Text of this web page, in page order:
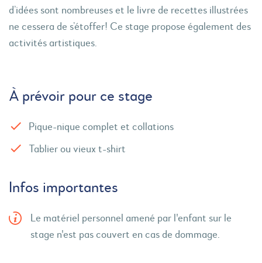
d’idées sont nombreuses et le livre de recettes illustrées
ne cessera de s’étoffer! Ce stage propose également des
activités artistiques.
À prévoir pour ce stage
Pique-nique complet et collations
Tablier ou vieux t-shirt
Infos importantes
Le matériel personnel amené par l'enfant sur le
stage n'est pas couvert en cas de dommage.